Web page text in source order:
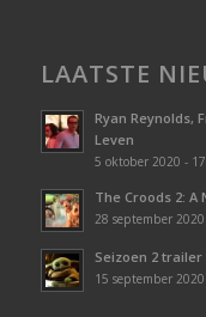
LAATSTE
Ryan Reynolds,
Leven
5 oktober 2020 -
The Croods 2:
28 september
Seizoen 2
15 september